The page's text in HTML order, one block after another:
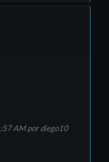
AM por diego10